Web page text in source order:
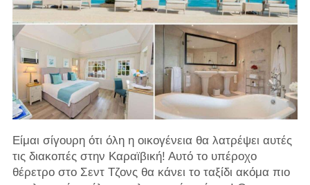
Είμαι σίγουρη ότι όλη η οικογένεια θα λατρέψει αυτές
τις διακοπές στην Καραϊβική! Αυτό το υπέροχο
θέρετρο στο Σεντ Τζονς θα κάνει το ταξίδι ακόμα πιο